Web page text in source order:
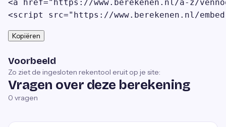
<a href="https://www.berekenen.nl/a-z/
<script src="https://www.berekenen.nl/
Kopiëren
Voorbeeld
Zo ziet de ingesloten rekentool eruit op je site:
Vragen over deze berekening
0 vragen